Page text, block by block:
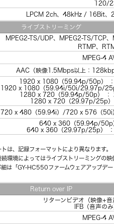
120/
LPCM 2ch、48kHz / 16Bit、
ライブストリーミング
MPEG2-TS/UDP、MPEG2-TS/TCP
RTMP、
MPEG-4
AAC（映像1.5Mbps以上：
1920 x 1080（59.94p/50p）
1920 x 1080（59.94i/50i/29.97p/
1280 x 720（59.94p/50p）
1280 x 720（29.97p/25p
720 x 480（59.94i）/720 x 576（
640 x 360（59.94p/50p
640 x 360（29.97p/25p）
は、記録フォーマットにより異なります。
環境によってはライブストリーミングの映
は「GY-HC550ファームウェアアップデ
Return over IP
リターンビデオ（映像+
IFB（音声の
MPEG-4